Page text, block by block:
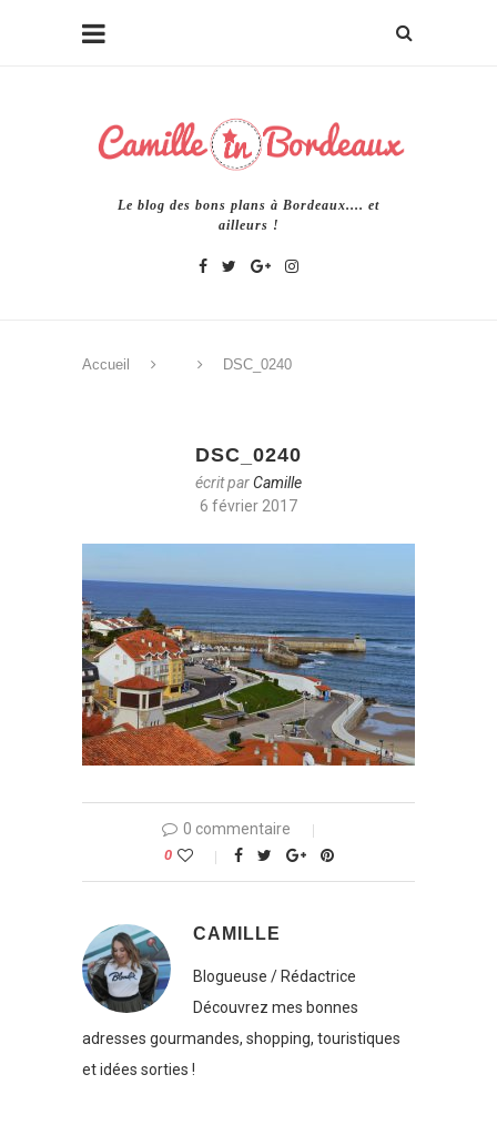
Le blog des bons plans à Bordeaux.... et
ailleurs !
Accueil DSC_0240
DSC_0240
écrit parCamille
6 février 2017
0 commentaire
0
CAMILLE
Blogueuse / Rédactrice
Découvrez mes bonnes
adresses gourmandes, shopping, touristiques
et idées sorties !